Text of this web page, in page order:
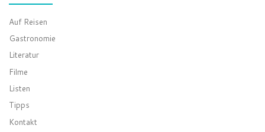
Auf Reisen
Gastronomie
Literatur
Filme
Listen
Tipps
Kontakt